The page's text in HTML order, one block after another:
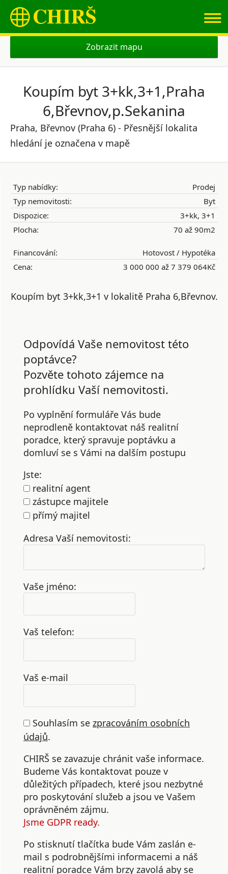
≡
Zobrazit mapu
Koupím byt 3+kk,3+1,Praha
6,Břevnov,p.Sekanina
Praha, Břevnov (Praha 6) - Přesnější lokalita
hledání je označena v mapě
Typ nabídky:
Prodej
Typ nemovitosti:
Byt
Dispozice:
3+kk, 3+1
Plocha:
70 až 90m2
Financování:
Hotovost / Hypotéka
Cena:
3 000 000 až 7 379 064Kč
Koupím byt 3+kk,3+1 v lokalitě Praha 6,Břevnov.
Odpovídá Vaše nemovitost této
poptávce?
Pozvěte tohoto zájemce na
prohlídku Vaší nemovitosti.
Po vyplnění formuláře Vás bude
neprodleně kontaktovat náš realitní
poradce, který spravuje poptávku a
domluví se s Vámi na dalším postupu
Jste:
realitní agent
zástupce majitele
přímý majitel
Adresa Vaší nemovitosti:
Vaše jméno:
Vaš telefon:
Vaš e-mail
Souhlasím se zpracováním osobních
údajů.
CHIRŠ se zavazuje chránit vaše informace.
Budeme Vás kontaktovat pouze v
důležitých případech, které jsou nezbytné
pro poskytování služeb a jsou ve Vašem
oprávněném zájmu.
Jsme GDPR ready.
Po stisknutí tlačítka bude Vám zaslán e-
mail s podrobnějšími informacemi a náš
realitní poradce Vám brzy zavolá aby se